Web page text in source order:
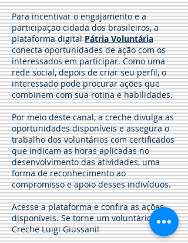
Para incentivar o engajamento e a
participação cidadã dos brasileiros, a
plataforma digitalPátria Voluntária
conecta oportunidades de ação com os
interessados em participar. Como uma
rede social, depois de criar seu perfil, o
interessado pode procurar ações que
combinem com sua rotina e habilidades.
Por meio deste canal, a creche divulga as
oportunidades disponíveis e assegura o
trabalho dos voluntários com certificados
que indicam as horas aplicadas no
desenvolvimento das atividades, uma
forma de reconhecimento ao
compromisso e apoio desses indivíduos.
Acesse a plataforma e confira as ações
disponíveis. Se torne um voluntário da
Creche Luigi Giussani!